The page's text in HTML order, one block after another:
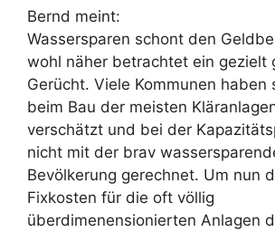
Bernd meint:
Wassersparen schont den
wohl näher betrachtet ein gezielt
Gerücht. Viele Kommunen haben
beim Bau der meisten
verschätzt und bei der
nicht mit der brav
Bevölkerung gerechnet. Um nun
Fixkosten für die oft völlig
überdimenensionierten Anlagen